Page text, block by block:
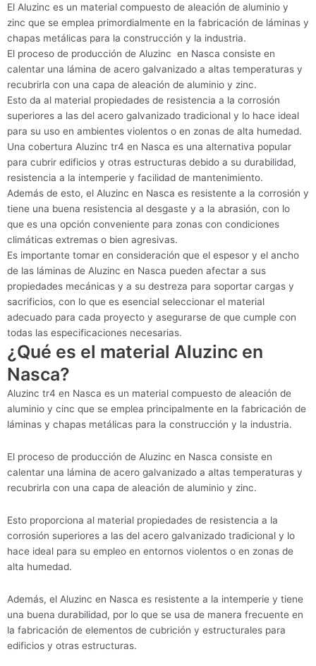
El Aluzinc es un material compuesto de aleación de aluminio y
zinc que se emplea primordialmente en la fabricación de láminas y
chapas metálicas para la construcción y la industria.
El proceso de producción de Aluzinc en Nasca consiste en
calentar una lámina de acero galvanizado a altas temperaturas y
recubrirla con una capa de aleación de aluminio y zinc.
Esto da al material propiedades de resistencia a la corrosión
superiores a las del acero galvanizado tradicional y lo hace ideal
para su uso en ambientes violentos o en zonas de alta humedad.
Una cobertura Aluzinc tr4 en Nasca es una alternativa popular
para cubrir edificios y otras estructuras debido a su durabilidad,
resistencia a la intemperie y facilidad de mantenimiento.
Además de esto, el Aluzinc en Nasca es resistente a la corrosión y
tiene una buena resistencia al desgaste y a la abrasión, con lo
que es una opción conveniente para zonas con condiciones
climáticas extremas o bien agresivas.
Es importante tomar en consideración que el espesor y el ancho
de las láminas de Aluzinc en Nasca pueden afectar a sus
propiedades mecánicas y a su destreza para soportar cargas y
sacrificios, con lo que es esencial seleccionar el material
adecuado para cada proyecto y asegurarse de que cumple con
todas las especificaciones necesarias.
¿Qué es el material Aluzinc en
Nasca?
Aluzinc tr4 en Nasca es un material compuesto de aleación de
aluminio y cinc que se emplea principalmente en la fabricación de
láminas y chapas metálicas para la construcción y la industria.
El proceso de producción de Aluzinc en Nasca consiste en
calentar una lámina de acero galvanizado a altas temperaturas y
recubrirla con una capa de aleación de aluminio y zinc.
Esto proporciona al material propiedades de resistencia a la
corrosión superiores a las del acero galvanizado tradicional y lo
hace ideal para su empleo en entornos violentos o en zonas de
alta humedad.
Además, el Aluzinc en Nasca es resistente a la intemperie y tiene
una buena durabilidad, por lo que se usa de manera frecuente en
la fabricación de elementos de cubrición y estructurales para
edificios y otras estructuras.